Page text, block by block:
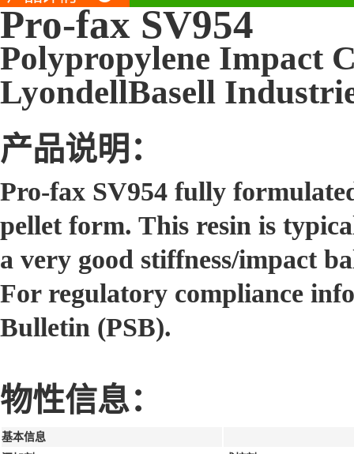
Pro-fax SV954
Polypropylene Impact
LyondellBasell
产品说明：
Pro-fax SV954 fully
pellet form. This resin is
a very good stiffness/impact
For regulatory compliance
Bulletin (PSB).
物性信息：
基本信息